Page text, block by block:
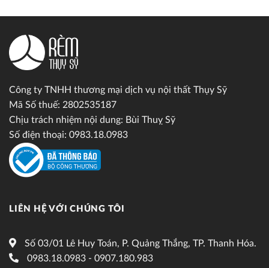
Công ty TNHH thương mại dịch vụ nội thất Thụy Sỹ
Mã Số thuế: 2802535187
Chịu trách nhiệm nội dung: Bùi Thuỵ Sỹ
Số điện thoại: 0983.18.0983
LIÊN HỆ VỚI CHÚNG TÔI
Số 03/01 Lê Huy Toán, P. Quảng Thắng, TP. Thanh Hóa.
0983.18.0983 - 0907.180.983